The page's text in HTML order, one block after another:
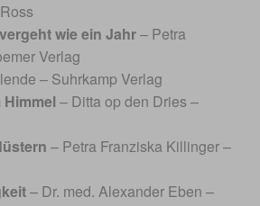
wie ein Jahr– Petra
Verlag
– Suhrkamp Verlag
– Ditta op den Dries –
– Petra Franziska Killinger –
– Dr. med. Alexander Eben –